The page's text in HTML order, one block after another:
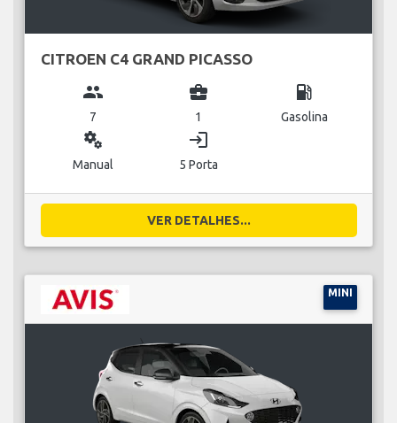
CITROEN C4 GRAND PICASSO
group
7
business_center
1
local_gas_station
Gasolina
miscellaneous_services
Manual
login
5 Porta
VER DETALHES...
MINI